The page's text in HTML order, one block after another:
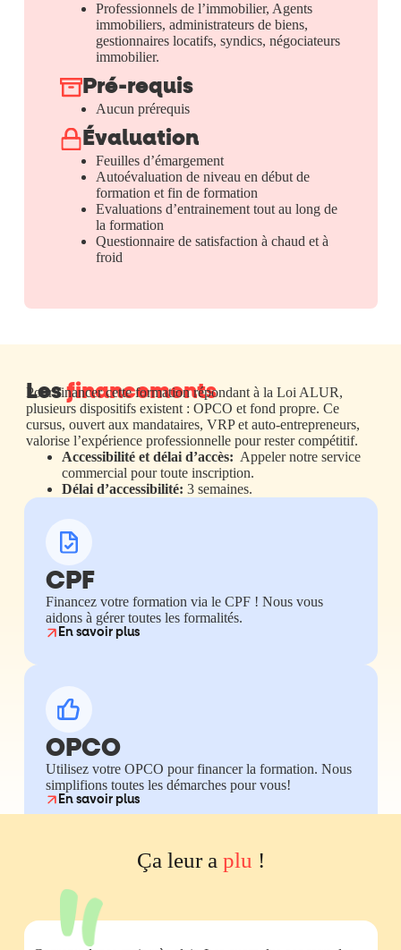
Professionnels de l’immobilier, Agents
immobiliers, administrateurs de biens,
gestionnaires locatifs, syndics, négociateurs
immobilier.
Pré-requis
Aucun prérequis
Évaluation
Feuilles d’émargement
Autoévaluation de niveau en début de
formation et fin de formation
Evaluations d’entrainement tout au long de
la formation
Questionnaire de satisfaction à chaud et à
froid
Lesfinancements
Pour financer cette formation répondant à la Loi ALUR,
plusieurs dispositifs existent : OPCO et fond propre. Ce
cursus, ouvert aux mandataires, VRP et auto-entrepreneurs,
valorise l’expérience professionnelle pour rester compétitif.
Accessibilité et délai d’accès: Appeler notre service
commercial pour toute inscription.
Délai d’accessibilité: 3 semaines.
CPF
Financez votre formation via le CPF ! Nous vous
aidons à gérer toutes les formalités.
En savoir plus
OPCO
Utilisez votre OPCO pour financer la formation. Nous
simplifions toutes les démarches pour vous!
En savoir plus
Ça leur aplu !